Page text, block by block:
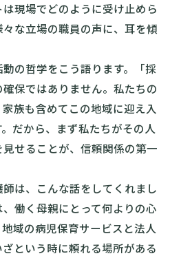
現場でどのように受け止めら
な立場の職員の声に、耳を傾
の哲学をこう語ります。「採
保ではありません。私たちの
族も含めてこの地域に迎え入
だから、まず私たちがその人
せることが、信頼関係の第一
は、こんな話をしてくれまし
働く母親にとって何よりの心
域の病児保育サービスと法人
という時に頼れる場所がある